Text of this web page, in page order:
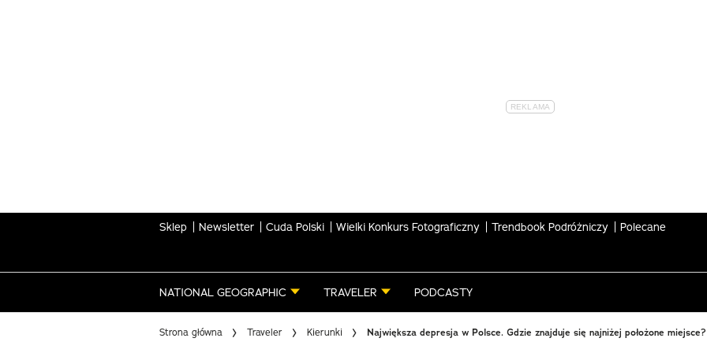
Sklep Newsletter Cuda Polski Wielki Konkurs Fotograficzny Trendbook Podróżniczy Polecane
NATIONAL GEOGRAPHIC TRAVELER PODCASTY
Strona główna Traveler Kierunki Największa depresja w Polsce. Gdzie znajduje się najniżej położone miejsce?